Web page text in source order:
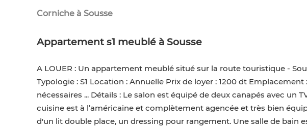
Corniche à Sousse
Appartement s1 meublé à Sousse
A LOUER : Un appartement meublé situé sur la route touristique -
Typologie : S1 Location : Annuelle Prix de loyer : 1200 dt
nécessaires ... Détails : Le salon est équipé de deux canapés avec un
cuisine est à l’américaine et complètement agencée et très bien
d'un lit double place, un dressing pour rangement. Une salle de bain